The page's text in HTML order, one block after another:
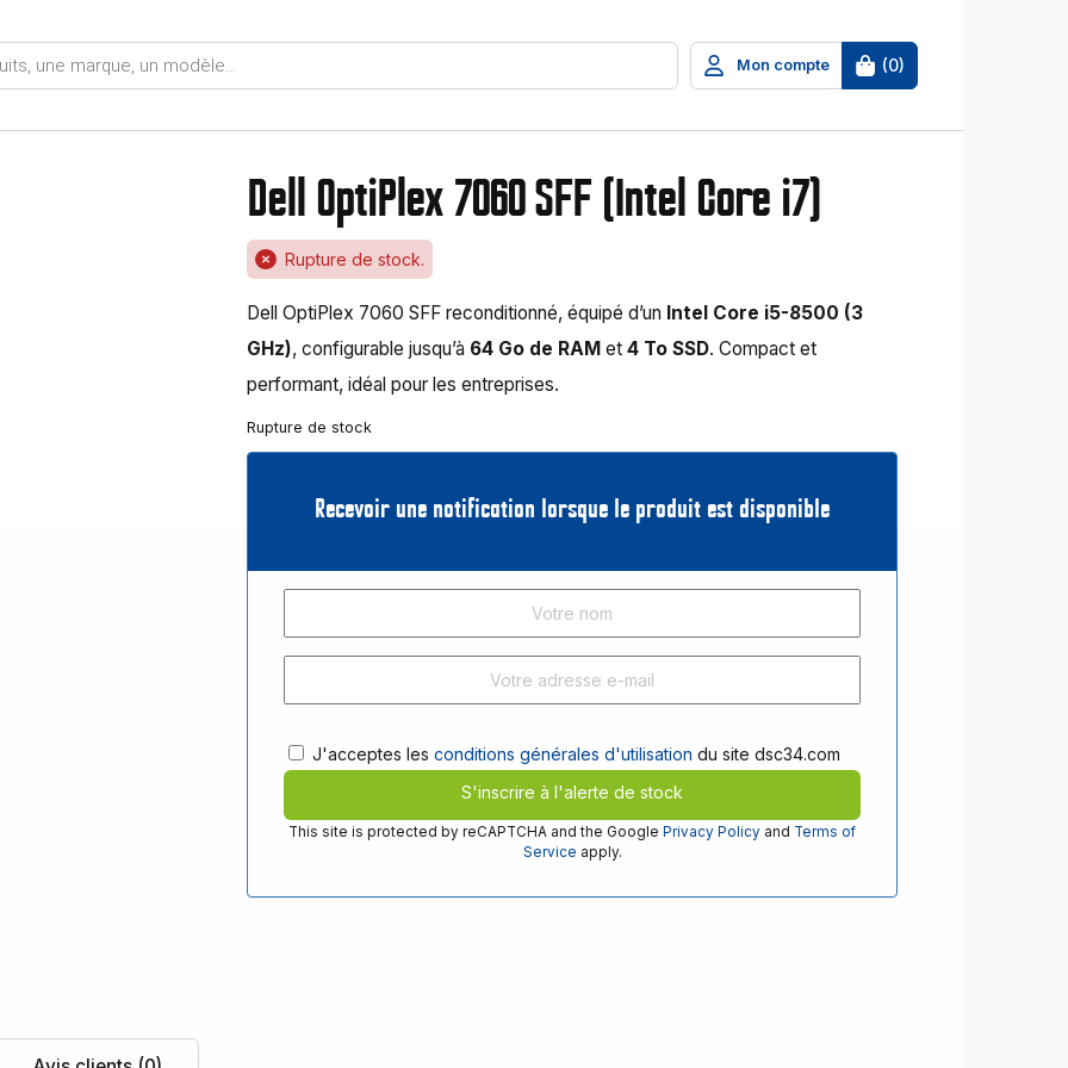
Mon compte (0)
Dell OptiPlex 7060 SFF (Intel Core i7)
Rupture de stock.
Dell OptiPlex 7060 SFF reconditionné, équipé d’un Intel Core i5-8500 (3
GHz), configurable jusqu’à 64 Go de RAM et4 To SSD. Compact et
performant, idéal pour les entreprises.
Rupture de stock
Recevoir une notification lorsque le produit est disponible
J'acceptes lesconditions générales d'utilisation du site dsc34.com
S'inscrire à l'alerte de stock
This site is protected by reCAPTCHA and the GooglePrivacy Policy and Terms of
Service apply.